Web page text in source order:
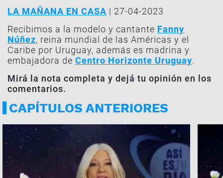
LA MAÑANA EN CASA | 27-04-2023
Recibimos a la modelo y cantante Fanny
Núñez, reina mundial de las Américas y el
Caribe por Uruguay, además es madrina y
embajadora de Centro Horizonte Uruguay.
Mirá la nota completa y dejá tu opinión en los
comentarios.
CAPÍTULOS ANTERIORES